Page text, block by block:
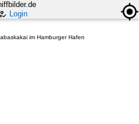
Login
im Hamburger Hafen